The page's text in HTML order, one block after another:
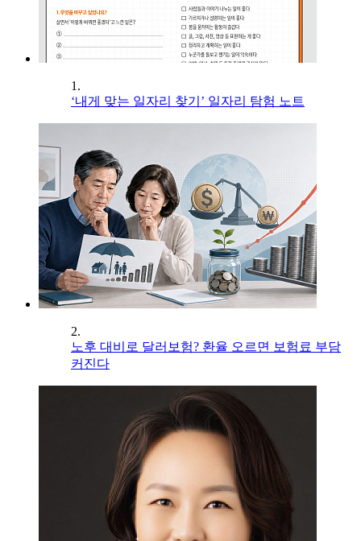
1.
‘내게 맞는 일자리 찾기’ 일자리 탐험 노트
2.
노후 대비로 달러보험? 환율 오르면 보험료 부담
커진다